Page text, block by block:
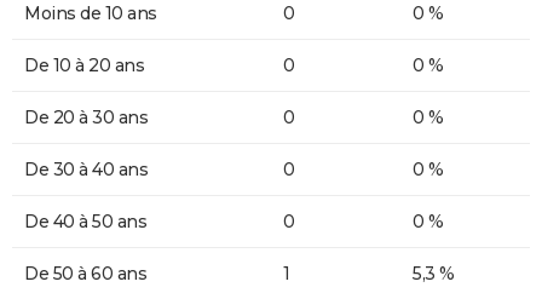
Moins de 10 ans 0 0 %
De 10 à 20 ans 0 0 %
De 20 à 30 ans 0 0 %
De 30 à 40 ans 0 0 %
De 40 à 50 ans 0 0 %
De 50 à 60 ans 1 5,3 %